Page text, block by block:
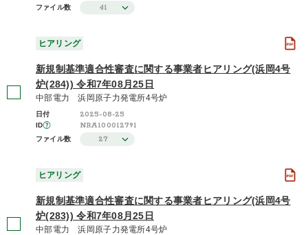
ファイル数 41
ヒアリング
新規制基準適合性審査に関する事業者ヒアリング(浜岡4号
炉(284)) 令和7年08月25日
中部電力 浜岡原子力発電所4号炉
日付 2025-08-25
ID NRA100012791
ファイル数 27
ヒアリング
新規制基準適合性審査に関する事業者ヒアリング(浜岡4号
炉(283)) 令和7年08月25日
中部電力 浜岡原子力発電所4号炉